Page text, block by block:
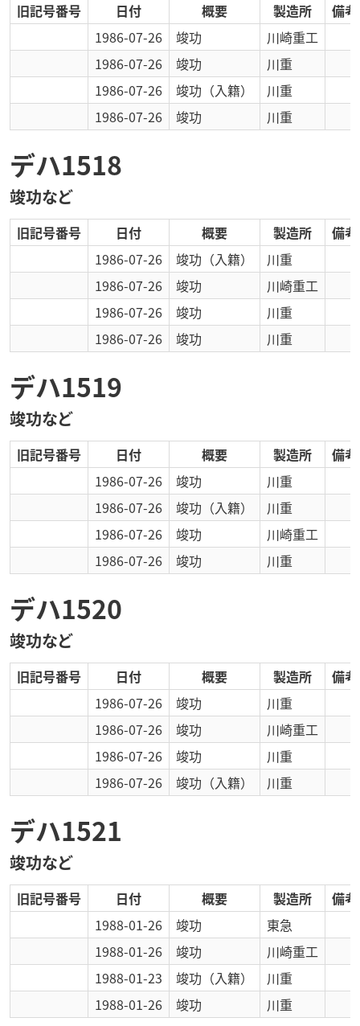
旧記号番号 日付 概要 製造所
備
1986-07-26
竣功
川崎重工
1986-07-26
竣功
川重
1986-07-26
竣功 （入籍）
川重
1986-07-26
竣功 川重
デハ1518
竣功など
旧記号番号 日付 概要 製造所
備
1986-07-26
竣功 （入籍）
川重
1986-07-26
竣功
川崎重工
1986-07-26
竣功
川重
1986-07-26
竣功 川重
デハ1519
竣功など
旧記号番号 日付 概要 製造所
備
1986-07-26
竣功
川重
1986-07-26
竣功 （入籍）
川重
1986-07-26
竣功
川崎重工
1986-07-26
竣功 川重
デハ1520
竣功など
旧記号番号 日付 概要 製造所
備
1986-07-26
竣功
川重
1986-07-26
竣功
川崎重工
1986-07-26
竣功
川重
1986-07-26
竣功 （入籍） 川重
デハ1521
竣功など
旧記号番号 日付 概要 製造所
備
1988-01-26
竣功
東急
1988-01-26
竣功
川崎重工
1988-01-23
竣功 （入籍）
川重
1988-01-26
竣功 川重